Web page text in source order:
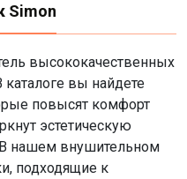
Simon
высококачественных
каталоге вы найдете
повысят комфорт
эстетическую
нашем внушительном
подходящие к